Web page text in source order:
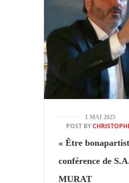
1 MAI 2025
POST BY
« Être
conférence de
MURAT